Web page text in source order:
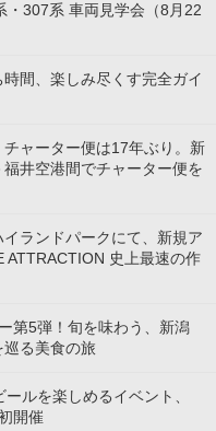
・307系 車両見学会（8月22
間、楽しみ尽くす完全ガイ
ャーター便は17年ぶり。新
井空港間でチャーター便を
ランドパークにて、新規ア
ATTRACTION 史上最速の作
第5弾！旬を味わう、新潟
る美食の旅
ルを楽しめるイベント、
開催